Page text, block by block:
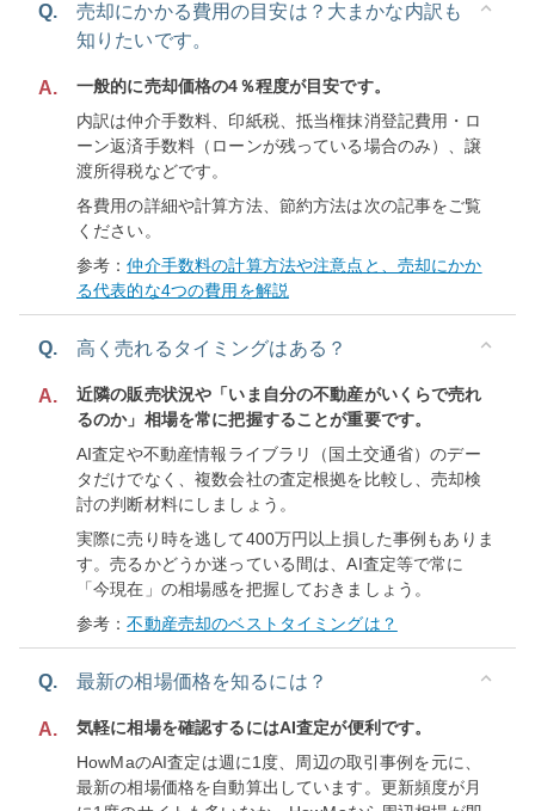
Q.
売却にかかる費用の目安は？大まかな内訳も
知りたいです。
A.
一般的に売却価格の4％程度が目安です。
内訳は仲介手数料、印紙税、抵当権抹消登記費用・ロ
ーン返済手数料（ローンが残っている場合のみ）、譲
渡所得税などです。
各費用の詳細や計算方法、節約方法は次の記事をご覧
ください。
参考：仲介手数料の計算方法や注意点と、売却にかか
る代表的な4つの費用を解説
Q. 高く売れるタイミングはある？
A.
近隣の販売状況や「いま自分の不動産がいくらで売れ
るのか」相場を常に把握することが重要です。
AI査定や不動産情報ライブラリ（国土交通省）のデー
タだけでなく、複数会社の査定根拠を比較し、売却検
討の判断材料にしましょう。
実際に売り時を逃して400万円以上損した事例もありま
す。売るかどうか迷っている間は、AI査定等で常に
「今現在」の相場感を把握しておきましょう。
参考：不動産売却のベストタイミングは？
Q. 最新の相場価格を知るには？
A.
気軽に相場を確認するにはAI査定が便利です。
HowMaのAI査定は週に1度、周辺の取引事例を元に、
最新の相場価格を自動算出しています。更新頻度が月